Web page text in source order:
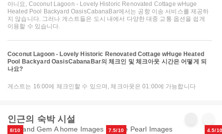
아니요, Coconut Lagoon - Lovely Historic Renovated Cottage wHuge
Heated Pool Backyard OasisCabanaBar에서는 공항 이송 서비스를 제공하
지 않습니다. 그러나 게스트들은 도시 내에서 다양한 대중 교통 옵션을 쉽게
이용할 수 있습니다.
Coconut Lagoon - Lovely Historic Renovated Cottage wHuge Heated
Pool Backyard OasisCabanaBar의 체크인 및 체크아웃 시간은 어떻게 되
나요?
게스트는 16:00에 체크인할 수 있으며, 체크아웃은 01:00에 가능합니다
인근의 숙박 시설
8/10 7.5/10 4.5/10